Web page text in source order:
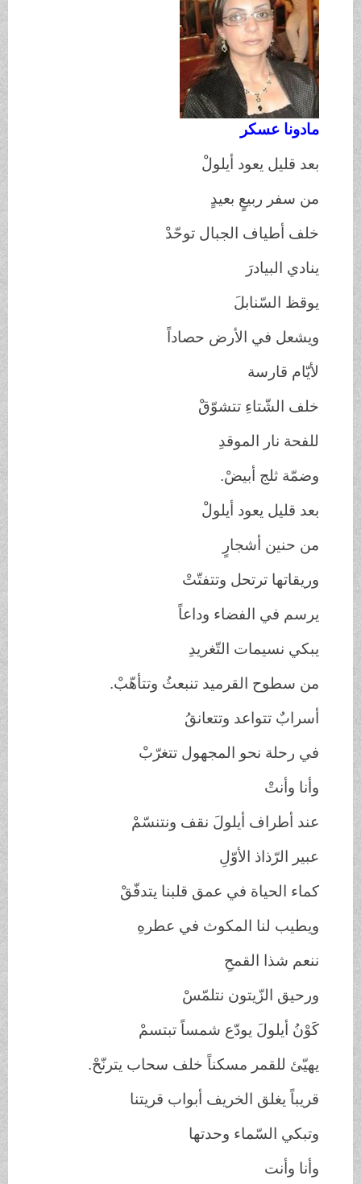
مادونا عسكر
بعد قليل يعود أيلولْ
من سفر ربيعٍ بعيدٍ
خلف أطياف الجبال توحّدْ
ينادي البيادرَ
يوقظ السّنابلَ
ويشعل في الأرض حصاداً
لأيّام قارسة
خلف الشّتاءِ تتشوّقْ
للفحة نار الموقدِ
وضمّة ثلج أبيضْ.
بعد قليل يعود أيلولْ
من حنين أشجارٍ
وريقاتها ترتحل وتتفتّتْ
يرسم في الفضاء وداعاً
يبكي نسيمات التّغريدِ
من سطوح القرميد تنبعثُ وتتأهّبْ.
أسرابٌ تتواعد وتتعانقُ
في رحلة نحو المجهول تتغرّبْ
وأنا وأنتْ
عند أطراف أيلولَ نقف ونتنسّمْ
عبير الرّذاذ الأوّلِ
كماء الحياة في عمق قلبنا يتدفّقْ
ويطيب لنا المكوث في عطرهِ
ننعم شذا القمحِ
ورحيق الزّيتون نتلمّسْ
كَوْنُ أيلولَ يودّع شمساً تبتسمْ
يهيّئ للقمر مسكناً خلف سحاب يترنّحْ.
قريباً يغلق الخريف أبواب قريتنا
وتبكي السّماء وحدتها
وأنا وأنت